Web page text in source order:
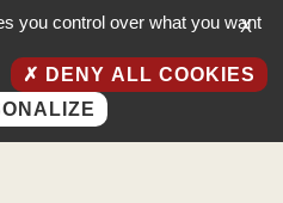
X
you control over what you want
DENY ALL COOKIES